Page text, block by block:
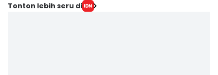
Tonton lebih seru di